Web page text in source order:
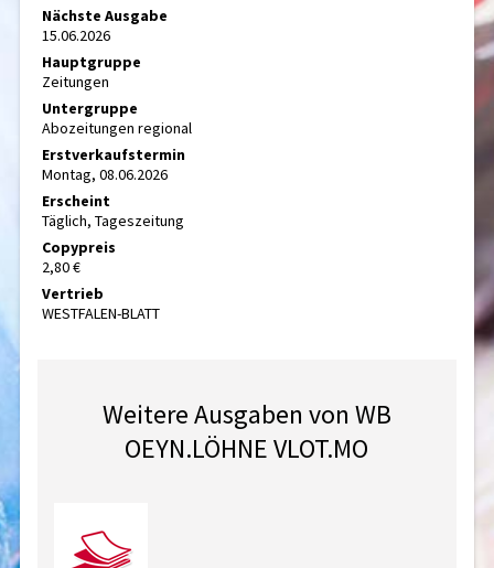
Nächste Ausgabe
15.06.2026
Hauptgruppe
Zeitungen
Untergruppe
Abozeitungen regional
Erstverkaufstermin
Montag, 08.06.2026
Erscheint
Täglich, Tageszeitung
Copypreis
2,80 €
Vertrieb
WESTFALEN-BLATT
Weitere Ausgaben von WB
OEYN.LÖHNE VLOT.MO